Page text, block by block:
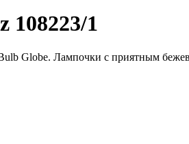
108223/1
Globe. Лампочки с приятным